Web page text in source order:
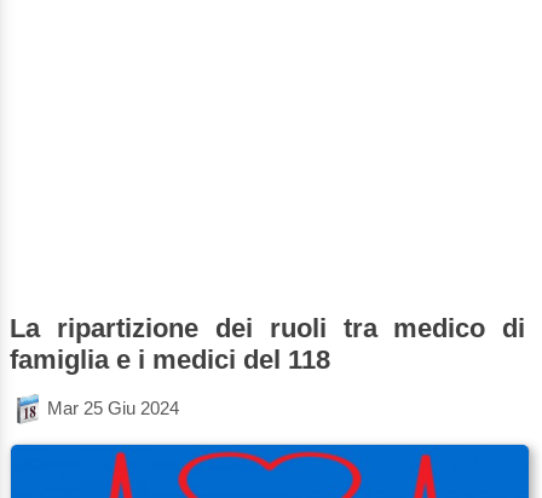
La ripartizione dei ruoli tra medico di
famiglia e i medici del 118
Mar 25 Giu 2024